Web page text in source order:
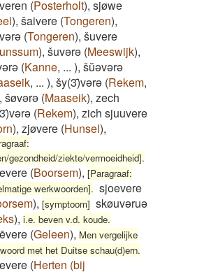
(Posterholt), sjøwe
), šaivere (Tongeren),
(Tongeren), šuvere
), šuvərə (Meeswijk),
(Kanne, ... ), šŭəvərə
, ... ), šy(3)̄vərə (Rekem,
, šøvərə (Maaseik), zech
(Rekem), zich sjuuvere
), zjøvere (Hunsel),
gezondheid/ziekte/vermoeidheid].
(Boorsem), [Paragraaf:
werkwoorden]. sjoevere
), [symptoom] skøuvəruə
), i.e. beven v.d. koude.
(Geleen), Men vergelijke
met het Duitse schau(d)ern.
(Herten (bij